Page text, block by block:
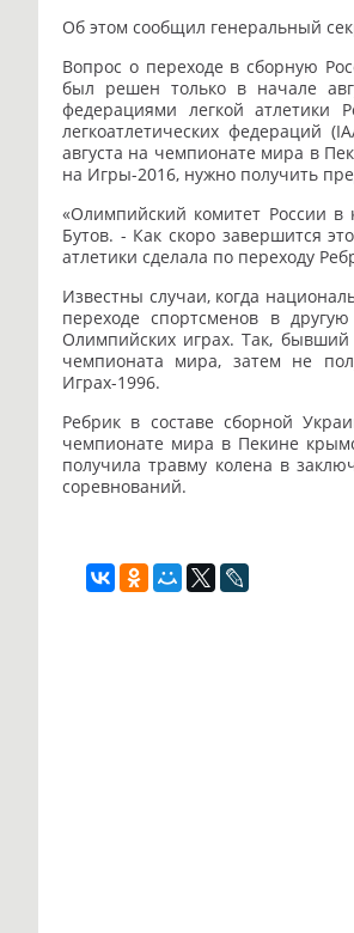
Об этом сообщил генеральный
Вопрос о переходе в сборную
был решен только в начале
федерациями легкой атлетики
легкоатлетических федераций
августа на чемпионате мира в
на Игры-2016, нужно получить
«Олимпийский комитет России
Бутов. - Как скоро завершится
атлетики сделала по переходу
Известны случаи, когда
переходе спортсменов в
Олимпийских играх. Так,
чемпионата мира, затем не
Играх-1996.
Ребрик в составе сборной
чемпионате мира в Пекине
получила травму колена в
соревнований.